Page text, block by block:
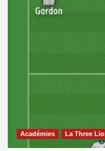
Académies La Three